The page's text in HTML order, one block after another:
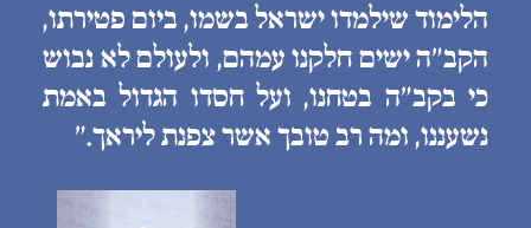
הלימוד שילמדו ישראל בשמו, ביום פטירתו,
הקב״ה ישים חלקנו עמהם, ולעולם לא נבוש
כי בקב״ה בטחנו, ועל חסדו הגדול באמת
נשעננו, ומה רב טובך אשר צפנת ליראך.״